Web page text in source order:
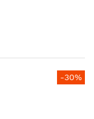
-30%